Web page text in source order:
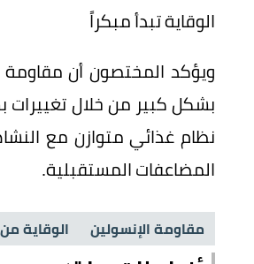
الوقاية تبدأ مبكراً
ويؤكد المختصون أن مقاومة
بشكل كبير من خلال
نظام غذائي متوازن مع
المضاعفات المستقبلية.
مقاومة الإنسولين الوقاية